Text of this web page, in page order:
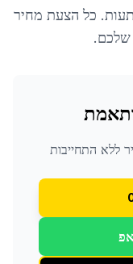
כל הצעת מחיר
שלכם.
ללא התחייבות